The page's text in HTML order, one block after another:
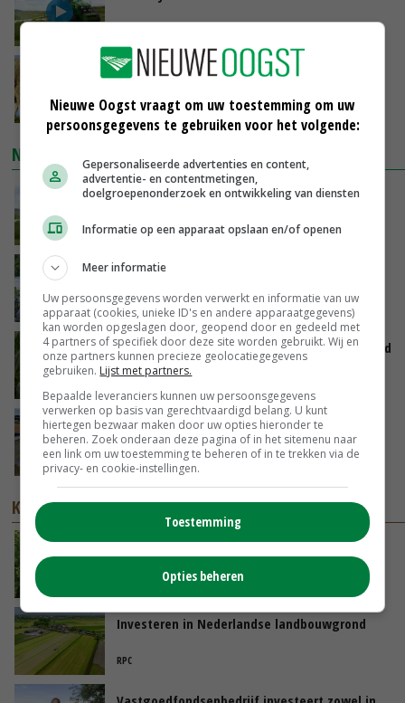
Geen vee meer op Noord-Hollandse zeedijken
VANDAAG, 09:48
NIEUWSTE VIDEO'S
POAH!: John Deere 7730
VANDAAG, 10:00
Oekraïne-vlogger Kees Huizinga: ‘Bezoek van
GISTEREN, 12:00
Limburgse mais van Frijns doet het verrassend
goed
Droogte veroorzaakt steeds meer problemen:
‘Bassin afgelopen week al leeg’
06-08-2026
KENNISPARTNERS
Harige nachtschade: een nieuwe bron voor
BAYER CROP SCIENCE
Investeren in Nederlandse landbouwgrond
RPC
Nieuwe Oogst vraagt om uw toestemming om uw
persoonsgegevens te gebruiken voor het volgende:
Gepersonaliseerde advertenties en content,
advertentie- en contentmetingen,
doelgroepenonderzoek en ontwikkeling van diensten
Informatie op een apparaat opslaan en/of openen
Meer informatie
Uw persoonsgegevens worden verwerkt en informatie van uw
apparaat (cookies, unieke ID's en andere apparaatgegevens)
kan worden opgeslagen door, geopend door en gedeeld met
4 partners of specifiek door deze site worden gebruikt. Wij en
onze partners kunnen precieze geolocatiegegevens
gebruiken. Lijst met partners.
Bepaalde leveranciers kunnen uw persoonsgegevens
verwerken op basis van gerechtvaardigd belang. U kunt
hiertegen bezwaar maken door uw opties hieronder te
beheren. Zoek onderaan deze pagina of in het sitemenu naar
een link om uw toestemming te beheren of in te trekken via de
privacy- en cookie-instellingen.
Toestemming
Opties beheren